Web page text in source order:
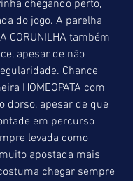
chegando perto,
do jogo. A parelha
CORUNILHA também
apesar de não
Chance
HOMEOPATA com
dorso, apesar de que
em percurso
levada como
apostada mais
chegar sempre